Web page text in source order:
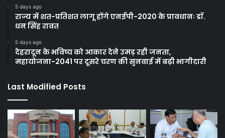
5 days ago
राज्य में शत-प्रतिशत लागू होंगे एनईपी-2020 के प्रावधानः डाॅ.
धन सिंह रावत
5 days ago
देहरादून के भविष्य को आकार देने उमड़ रही जनता,
महायोजना-2041 पर दूसरे चरण की सुनवाई में बढ़ी भागीदारी
Last Modified Posts